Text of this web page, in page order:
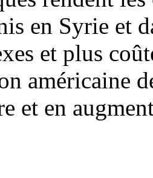
en Syrie et
et plus
américaine
et en